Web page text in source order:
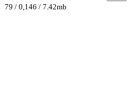
79 / 0,146 / 7.42mb